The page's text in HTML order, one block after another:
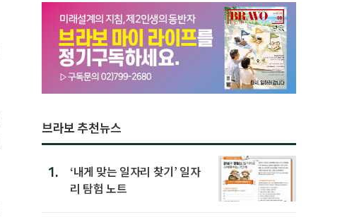
브라보 추천뉴스
1.
‘내게 맞는 일자리 찾기’ 일자
리 탐험 노트